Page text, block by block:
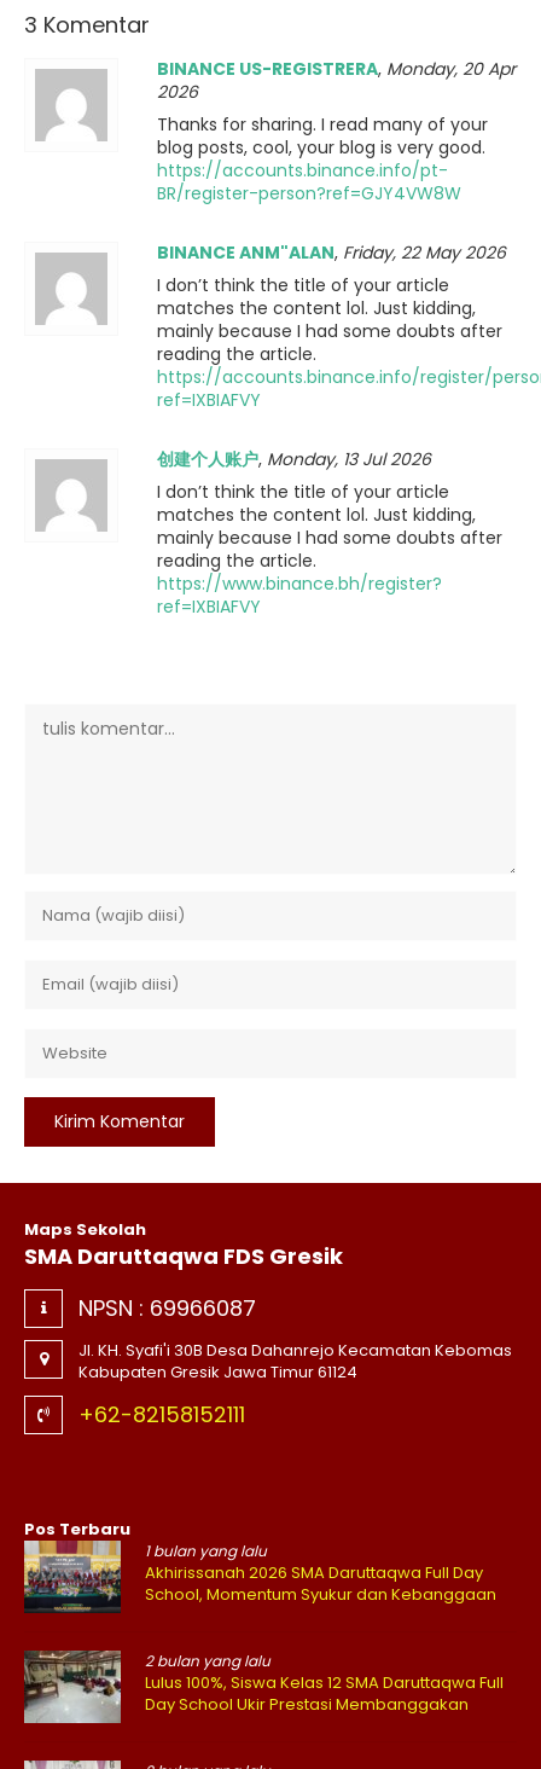
3 Komentar
BINANCE US-REGISTRERA, Monday, 20 Apr
2026
Thanks for sharing. I read many of your
blog posts, cool, your blog is very good.
https://accounts.binance.info/pt-
BR/register-person?ref=GJY4VW8W
BINANCE ANM"ALAN, Friday, 22 May 2026
I don’t think the title of your article
matches the content lol. Just kidding,
mainly because I had some doubts after
reading the article.
https://accounts.binance.info/register/
ref=IXBIAFVY
创建个人账户, Monday, 13 Jul 2026
I don’t think the title of your article
matches the content lol. Just kidding,
mainly because I had some doubts after
reading the article.
https://www.binance.bh/register?
ref=IXBIAFVY
Maps Sekolah
SMA Daruttaqwa FDS Gresik
NPSN : 69966087
Jl. KH. Syafi'i 30B Desa Dahanrejo Kecamatan Kebomas
Kabupaten Gresik Jawa Timur 61124
+62-82158152111
Pos Terbaru
1 bulan yang lalu
Akhirissanah 2026 SMA Daruttaqwa Full Day
School, Momentum Syukur dan Kebanggaan
2 bulan yang lalu
Lulus 100%, Siswa Kelas 12 SMA Daruttaqwa Full
Day School Ukir Prestasi Membanggakan